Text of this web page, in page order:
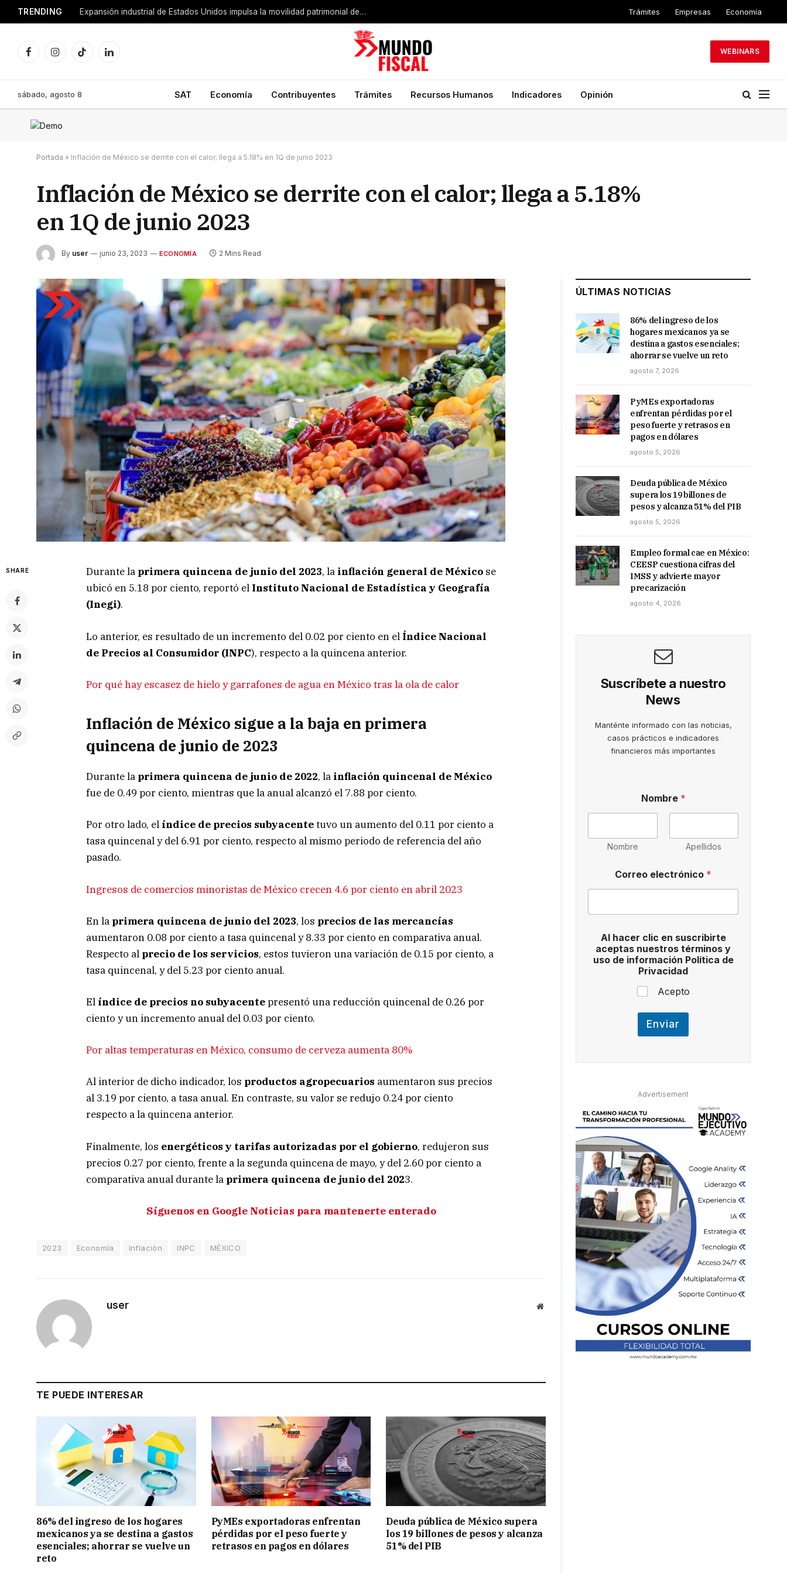
TRENDING Expansión industrial de Estados Unidos impulsa la movilidad patrimonial de empresarios mexicanos Trámites Empresas Economía
FacebookInstagramTikTokLinkedIn
WEBINARS
sábado, agosto 8 SAT Economía Contribuyentes Trámites Recursos Humanos Indicadores Opinión
Portada » Inflación de México se derrite con el calor; llega a 5.18% en 1Q de junio 2023
Inflación de México se derrite con el calor; llega a 5.18%
en 1Q de junio 2023
By user junio 23, 2023 ECONOMÍA 2 Mins Read
SHARE Durante la primera quincena de junio del 2023, la inflación general de México se
ubicó en 5.18 por ciento, reportó el Instituto Nacional de Estadística y Geografía
(Inegi).
Lo anterior, es resultado de un incremento del 0.02 por ciento en el Índice Nacional
de Precios al Consumidor (INPC), respecto a la quincena anterior.
Por qué hay escasez de hielo y garrafones de agua en México tras la ola de calor
Inflación de México sigue a la baja en primera
quincena de junio de 2023
Durante la primera quincena de junio de 2022, la inflación quincenal de México
fue de 0.49 por ciento, mientras que la anual alcanzó el 7.88 por ciento.
Por otro lado, el índice de precios subyacentetuvo un aumento del 0.11 por ciento a
tasa quincenal y del 6.91 por ciento, respecto al mismo periodo de referencia del año
pasado.
Ingresos de comercios minoristas de México crecen 4.6 por ciento en abril 2023
En la primera quincena de junio del 2023, los precios de las mercancías
aumentaron 0.08 por ciento a tasa quincenal y 8.33 por ciento en comparativa anual.
Respecto al precio de los servicios, estos tuvieron una variación de 0.15 por ciento, a
tasa quincenal, y del 5.23 por ciento anual.
El índice de precios no subyacentepresentó una reducción quincenal de 0.26 por
ciento y un incremento anual del 0.03 por ciento.
Por altas temperaturas en México, consumo de cerveza aumenta 80%
Al interior de dicho indicador, los productos agropecuarios aumentaron sus precios
al 3.19 por ciento, a tasa anual. En contraste, su valor se redujo 0.24 por ciento
respecto a la quincena anterior.
Finalmente, los energéticos y tarifas autorizadas por el gobierno, redujeron sus
precios 0.27 por ciento, frente a la segunda quincena de mayo, y del 2.60 por ciento a
comparativa anual durante la primera quincena de junio del 2023.
Síguenos en Google Noticias para mantenerte enterado
2023 Economía Inflación INPC MÉXICO
user Website
TE PUEDE INTERESAR
86% del ingreso de los hogares
mexicanos ya se destina a gastos
esenciales; ahorrar se vuelve un
reto
PyMEs exportadoras enfrentan
pérdidas por el peso fuerte y
retrasos en pagos en dólares
Deuda pública de México supera
los 19 billones de pesos y alcanza
51% del PIB
ÚLTIMAS NOTICIAS
86% del ingreso de los
hogares mexicanos ya se
destina a gastos esenciales;
ahorrar se vuelve un reto
agosto 7, 2026
PyMEs exportadoras
enfrentan pérdidas por el
peso fuerte y retrasos en
pagos en dólares
agosto 5, 2026
Deuda pública de México
supera los 19 billones de
pesos y alcanza 51% del PIB
agosto 5, 2026
Empleo formal cae en México:
CEESP cuestiona cifras del
IMSS y advierte mayor
precarización
agosto 4, 2026
Suscríbete a nuestro
News
Manténte informado con las noticias,
casos prácticos e indicadores
financieros más importantes
e
A
Nombre *
Nombre Apellidos
Correo electrónico *
Al hacer clic en suscribirte
aceptas nuestros términos y
uso de información Política de
Privacidad
Acepto
Enviar
Advertisement